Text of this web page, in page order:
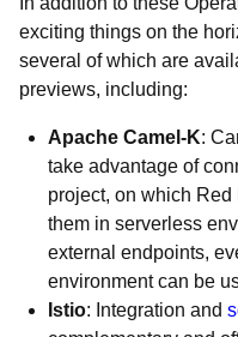
exciting things on the
several of which are
previews, including:
Apache Camel-K:
take advantage of
project, on which
them in serverless
external endpoints,
environment can be
Istio: Integration and